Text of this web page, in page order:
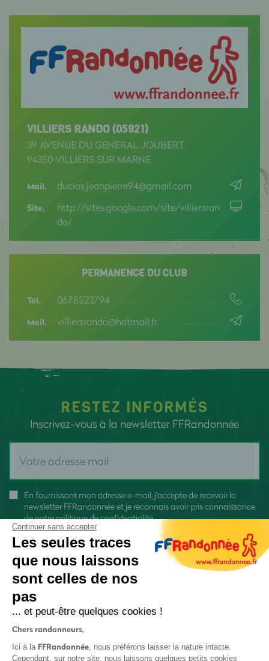
VILLIERS RANDO (05921)
39 AVENUE DU GENERAL JOUBERT,
94350 VILLIERS SUR MARNE
Mail. duclos.jeanpierre94@gmail.com
Site.
http://sites.google.com/site/villiersran
do/
PERMANENCE DU CLUB
Tél. 0678523794
Mail. villiersrando@hotmail.fr
RESTEZ INFORMÉS
Inscrivez-vous à la newsletter FFRandonnée
En fournissant mon adresse e-mail, j'accepte de recevoir la
newsletter FFRandonnée et je reconnais avoir pris connaissance
denotre politique de confidentialité
Continuer sans accepter
Les seules traces
que nous laissons
sont celles de nos
pas
... et peut-être quelques cookies !
Chers randonneurs,
Ici à la FFRandonnée, nous préférons laisser la nature intacte.
Cependant, sur notre site, nous laissons quelques petits cookies